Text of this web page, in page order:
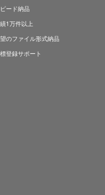
ード納品
1万件以上
のファイル形式納品
登録サポート